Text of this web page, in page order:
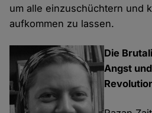
um alle einzuschüchtern und
aufkommen zu lassen.
Die
Angst